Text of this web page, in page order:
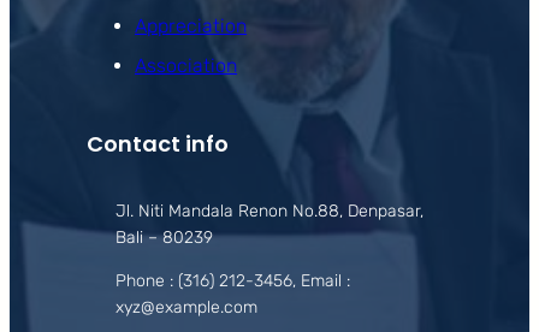
Appreciation
Association
Contact info
Jl. Niti Mandala Renon No.88, Denpasar,
Bali – 80239
Phone : (316) 212-3456, Email :
xyz@example.com